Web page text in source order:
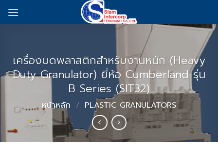
เครื่องบดพลาสติกสำหรับงานหนัก (Heavy
Duty Granulator) ยี่ห้อ Cumberland รุ่น
B Series (SIT32)
หน้าหลัก / PLASTIC GRANULATORS